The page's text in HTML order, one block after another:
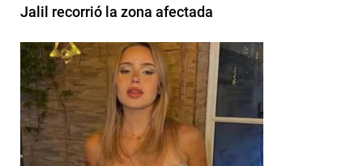
Jalil recorrió la zona afectada